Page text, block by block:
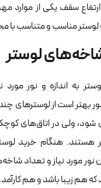
سقف یکی از موارد
لوستر مناسب و متناسب با
لوستر
به اندازه و نور مورد
بهتر است از لوسترهای
شود، ولی در اتاق‌های
هنگام خرید
نور مورد نیاز و تعداد
هم زیبا باشد و هم کارآمد.